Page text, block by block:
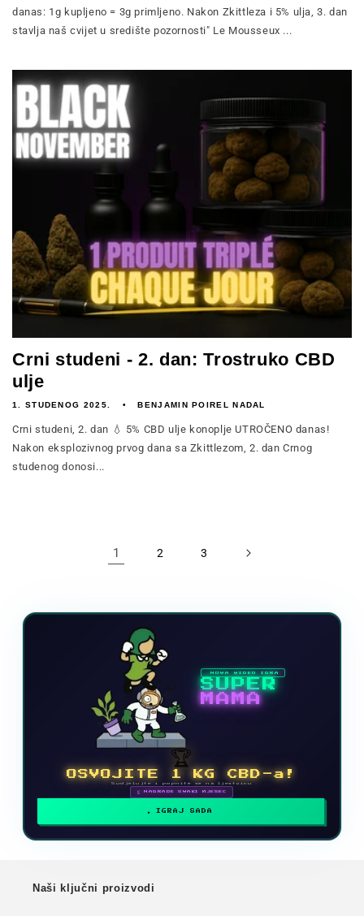
danas: 1g kupljeno = 3g primljeno. Nakon Zkittleza i 5% ulja, 3. dan
stavlja naš cvijet u središte pozornosti" Le Mousseux ...
Crni studeni - 2. dan: Trostruko CBD
ulje
1. STUDENOG 2025. BENJAMIN POIREL NADAL
Crni studeni, 2. dan 💧 5% CBD ulje konoplje UTROČENO danas!
Nakon eksplozivnog prvog dana sa Zkittlezom, 2. dan Crnog
studenog donosi...
1 2 3
NOVA VIDEO IGRA
SUPER
MAMA
🏆
OSVOJITE 1 KG CBD-a!
Sudjelujte i popnite se na ljestvicu
🗓 NAGRADE SVAKI MJESEC
IGRAJ SADA
Naši ključni proizvodi